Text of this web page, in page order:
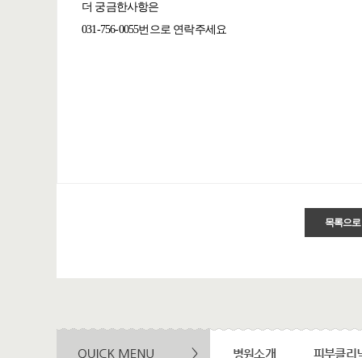
더 궁금한사항은
031-756-0055번으로 연락주세요
목록으로
병원소개 피부클리